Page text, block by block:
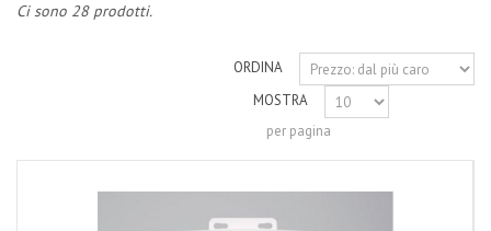
Ci sono 28 prodotti.
ORDINA
MOSTRA
per pagina